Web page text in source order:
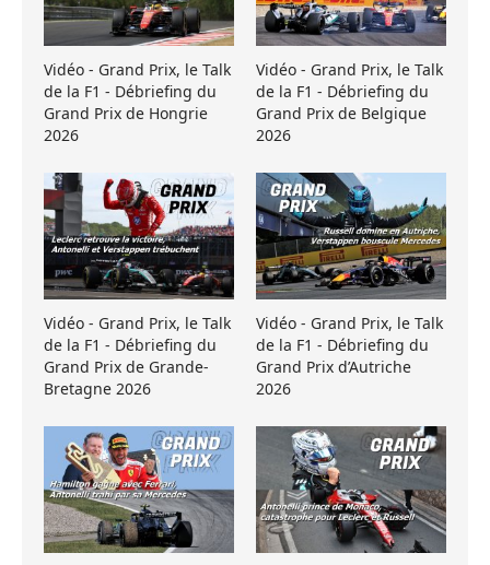
Vidéo - Grand Prix, le Talk
de la F1 - Débriefing du
Grand Prix de Hongrie
2026
Vidéo - Grand Prix, le Talk
de la F1 - Débriefing du
Grand Prix de Belgique
2026
Vidéo - Grand Prix, le Talk
de la F1 - Débriefing du
Grand Prix de Grande-
Bretagne 2026
Vidéo - Grand Prix, le Talk
de la F1 - Débriefing du
Grand Prix d’Autriche
2026